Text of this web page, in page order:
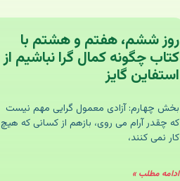
روز ششم، هفتم و هشتم با
کتاب چگونه کمال گرا نباشیم از
استفاین گایز
بخش چهارم: آزادی معمول گرایی مهم نیست
که چقدر آرام می روی، بازهم از کسانی که هیچ
کار نمی کنند،
ادامه مطلب »